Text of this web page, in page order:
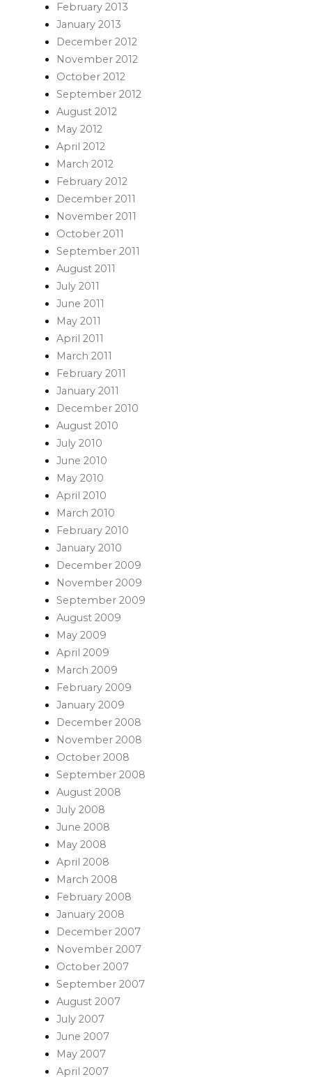
February 2013
January 2013
December 2012
November 2012
October 2012
September 2012
August 2012
May 2012
April 2012
March 2012
February 2012
December 2011
November 2011
October 2011
September 2011
August 2011
July 2011
June 2011
May 2011
April 2011
March 2011
February 2011
January 2011
December 2010
August 2010
July 2010
June 2010
May 2010
April 2010
March 2010
February 2010
January 2010
December 2009
November 2009
September 2009
August 2009
May 2009
April 2009
March 2009
February 2009
January 2009
December 2008
November 2008
October 2008
September 2008
August 2008
July 2008
June 2008
May 2008
April 2008
March 2008
February 2008
January 2008
December 2007
November 2007
October 2007
September 2007
August 2007
July 2007
June 2007
May 2007
April 2007